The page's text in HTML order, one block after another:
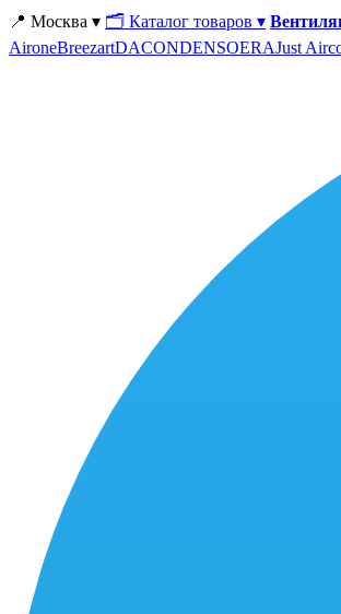
📍 Москва ▾ 🗂 Каталог товаров ▾
AironeBreezartDACONDENSOERAJust